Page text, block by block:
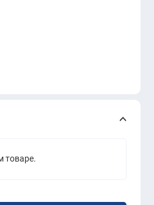
только на товары,
товаре.